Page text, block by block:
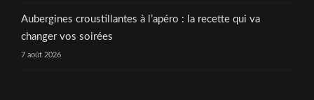
Aubergines croustillantes à l’apéro : la recette qui va
changer vos soirées
7 août 2026